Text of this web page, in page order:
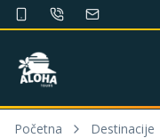
Početna Destinacije